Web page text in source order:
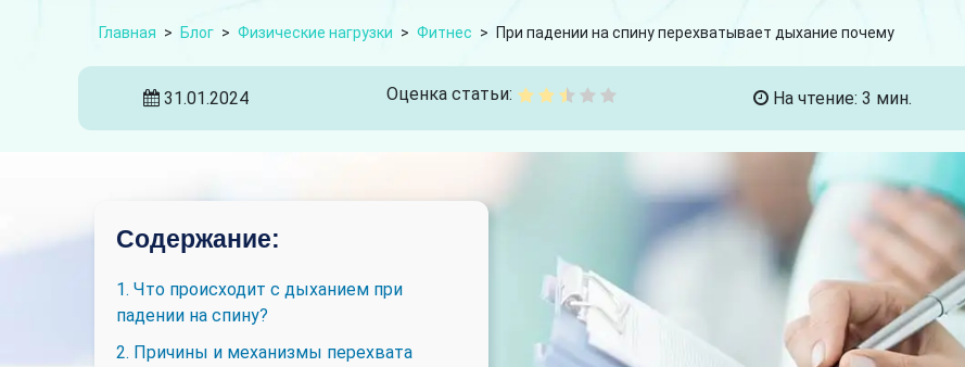
Главная > Блог > Физические нагрузки > Фитнес > При падении на спину перехватывает дыхание почему
31.01.2024 Оценка статьи: На чтение: 3 мин.
Содержание:
1. Что происходит с дыханием при
падении на спину?
2. Причины и механизмы перехвата